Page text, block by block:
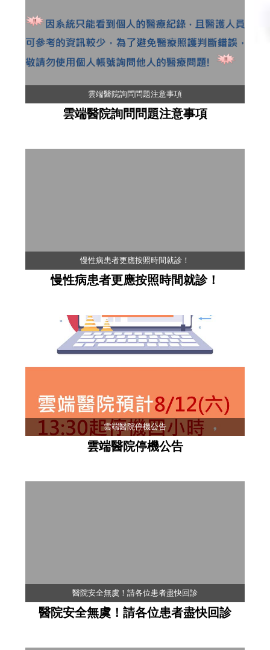
雲端醫院詢問問題注意事項
雲端醫院詢問問題注意事項
慢性病患者更應按照時間就診！
慢性病患者更應按照時間就診！
雲端醫院停機公告
雲端醫院停機公告
醫院安全無虞！請各位患者盡快回診
醫院安全無虞！請各位患者盡快回診